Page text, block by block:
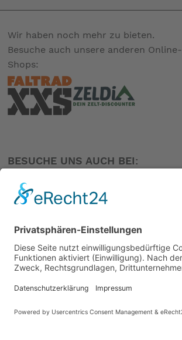
Wir haben noch mehr zu bieten.
Besuche auch unsere anderen Online-
Shops:
BESUCHE UNS AUCH BEI: